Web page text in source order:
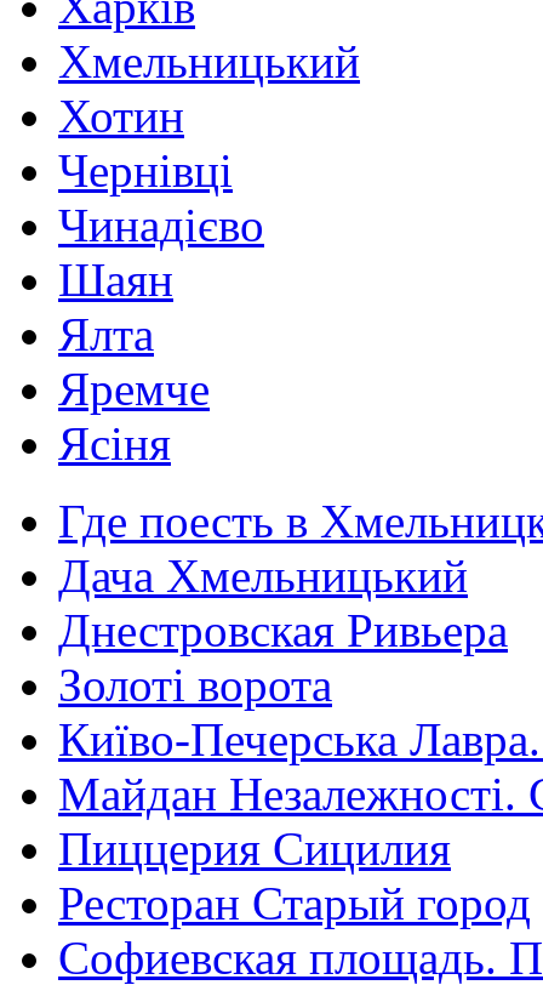
Хмельницький
Хотин
Чернівці
Чинадієво
Шаян
Ялта
Яремче
Ясіня
Где поесть в
Дача Хмельницький
Днестровская Ривьера
Золоті ворота
Київо-Печерська
Майдан Незалежності.
Пиццерия Сицилия
Ресторан Старый город
Софиевская площадь.